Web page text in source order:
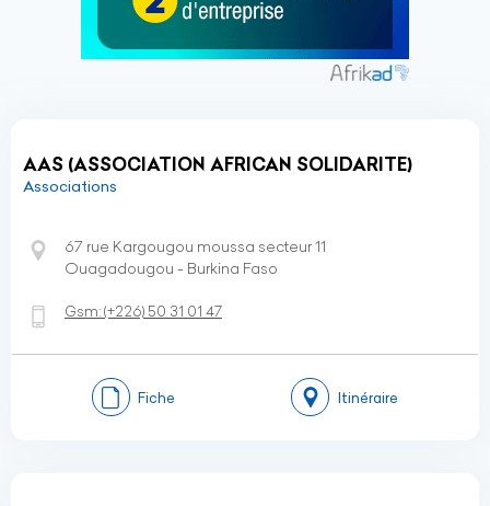
AAS (ASSOCIATION AFRICAN SOLIDARITE)
Associations
67 rue Kargougou moussa secteur 11
Ouagadougou - Burkina Faso
Gsm:(+226) 50 31 01 47
Fiche Itinéraire